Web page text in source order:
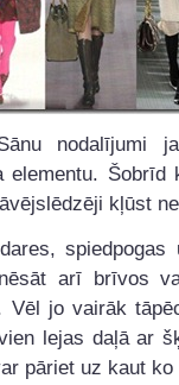
nodalījumi
elementu. Šobrīd
kļūst
arī brīvos
Vēl jo vairāk
lejas daļā ar
pāriet uz kaut